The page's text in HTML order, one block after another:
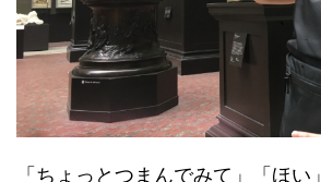
「ちょっとつまんでみて」「ほい」